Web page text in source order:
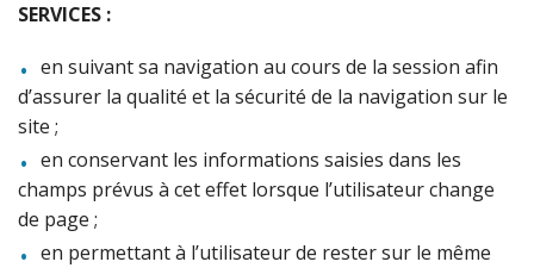
SERVICES :
en suivant sa navigation au cours de la session afin
d’assurer la qualité et la sécurité de la navigation sur le
site ;
en conservant les informations saisies dans les
champs prévus à cet effet lorsque l’utilisateur change
de page ;
en permettant à l’utilisateur de rester sur le même